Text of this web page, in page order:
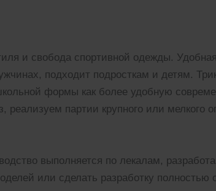
и свобода спортивной одежды.
подходит подросткам и детям.
формы как более удобную
партии крупного или мелкого
выполняется по лекалам,
или сделать разработку полностью